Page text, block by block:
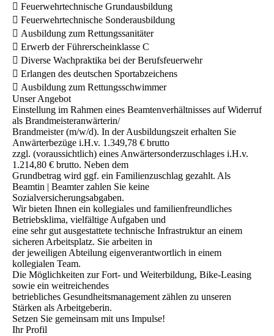
 Feuerwehrtechnische Grundausbildung
 Feuerwehrtechnische Sonderausbildung
 Ausbildung zum Rettungssanitäter
 Erwerb der Führerscheinklasse C
 Diverse Wachpraktika bei der Berufsfeuerwehr
 Erlangen des deutschen Sportabzeichens
 Ausbildung zum Rettungsschwimmer
Unser Angebot
Einstellung im Rahmen eines Beamtenverhältnisses auf Widerruf
als Brandmeisteranwärterin/
Brandmeister (m/w/d). In der Ausbildungszeit erhalten Sie
Anwärterbezüge i.H.v. 1.349,78 € brutto
zzgl. (voraussichtlich) eines Anwärtersonderzuschlages i.H.v.
1.214,80 € brutto. Neben dem
Grundbetrag wird ggf. ein Familienzuschlag gezahlt. Als
Beamtin | Beamter zahlen Sie keine
Sozialversicherungsabgaben.
Wir bieten Ihnen ein kollegiales und familienfreundliches
Betriebsklima, vielfältige Aufgaben und
eine sehr gut ausgestattete technische Infrastruktur an einem
sicheren Arbeitsplatz. Sie arbeiten in
der jeweiligen Abteilung eigenverantwortlich in einem
kollegialen Team.
Die Möglichkeiten zur Fort- und Weiterbildung, Bike-Leasing
sowie ein weitreichendes
betriebliches Gesundheitsmanagement zählen zu unseren
Stärken als Arbeitgeberin.
Setzen Sie gemeinsam mit uns Impulse!
Ihr Profil